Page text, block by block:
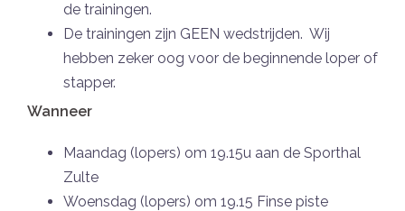
de trainingen.
De trainingen zijn GEEN wedstrijden. Wij
hebben zeker oog voor de beginnende loper of
stapper.
Wanneer
Maandag (lopers) om 19.15u aan de Sporthal
Zulte
Woensdag (lopers) om 19.15 Finse piste